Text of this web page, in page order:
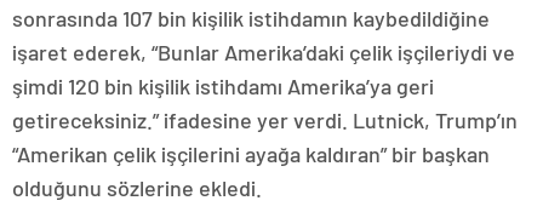
sonrasında 107 bin kişilik istihdamın kaybedildiğine
işaret ederek, “Bunlar Amerika’daki çelik işçileriydi ve
şimdi 120 bin kişilik istihdamı Amerika’ya geri
getireceksiniz.” ifadesine yer verdi. Lutnick, Trump’ın
“Amerikan çelik işçilerini ayağa kaldıran” bir başkan
olduğunu sözlerine ekledi.